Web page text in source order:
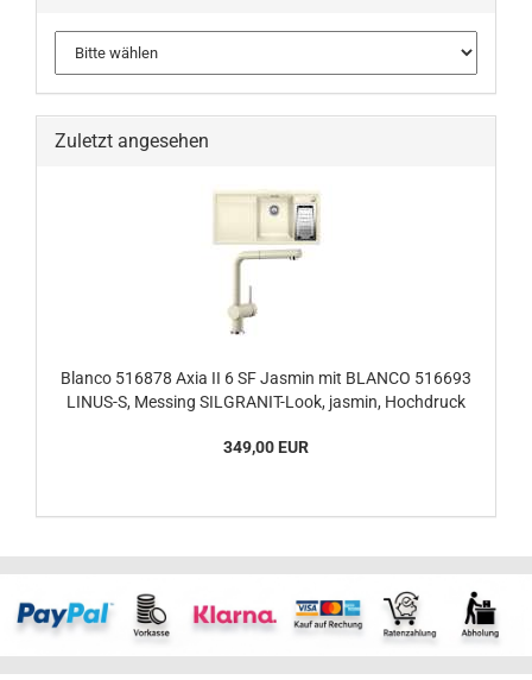
Zuletzt angesehen
Blanco 516878 Axia II 6 SF Jasmin mit BLANCO 516693
LINUS-S, Messing SILGRANIT-Look, jasmin, Hochdruck
349,00 EUR